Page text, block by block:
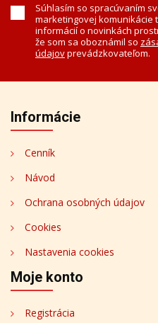
Súhlasím so spracúvaním
marketingovej komunikácie
informácií o novinkách
že som sa oboznámil so
údajovprevádzkovateľom.
Informácie
Cenník
Návod
Ochrana osobných údajov
Cookies
Nastavenia cookies
Moje konto
Registrácia